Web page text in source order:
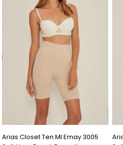
Arias Closet Ten MI Emay 3005